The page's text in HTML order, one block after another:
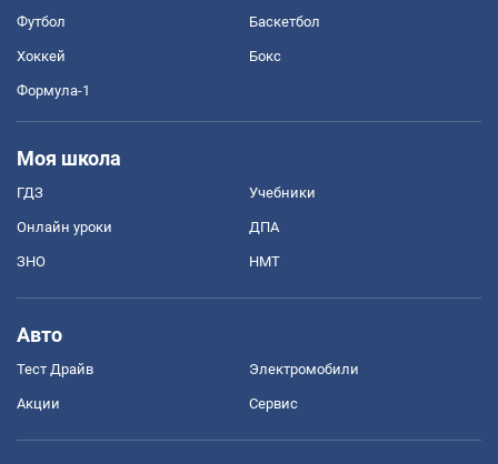
Футбол Баскетбол
Хоккей Бокс
Формула-1
Моя школа
ГДЗ Учебники
Онлайн уроки ДПА
ЗНО НМТ
Авто
Тест Драйв Электромобили
Акции Сервис